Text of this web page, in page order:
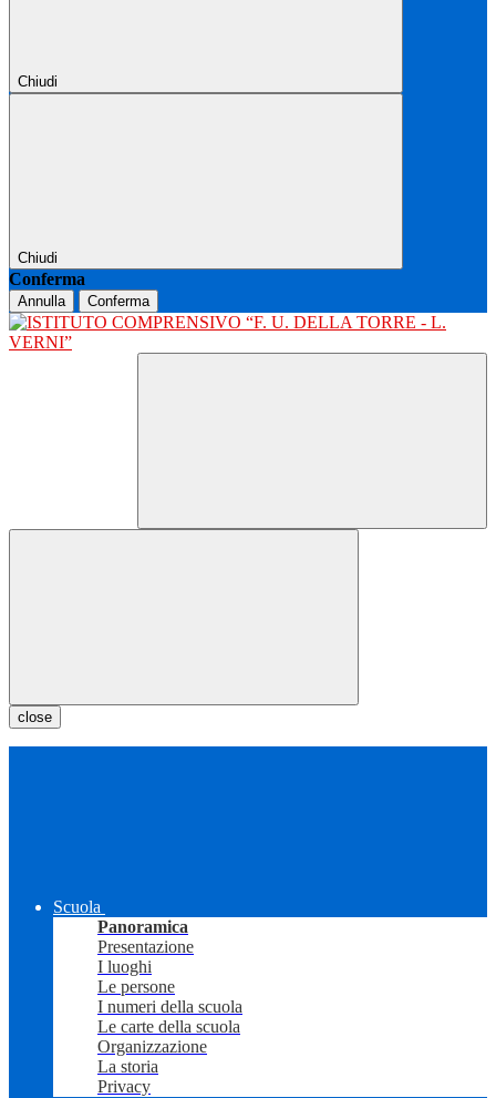
Chiudi
Chiudi
Conferma
Annulla Conferma
close
Scuola
Panoramica
Presentazione
I luoghi
Le persone
I numeri della scuola
Le carte della scuola
Organizzazione
La storia
Privacy